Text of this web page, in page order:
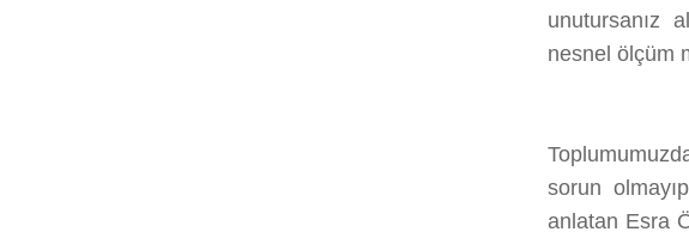
unutursanız
nesnel ölçüm
sorun
anlatan Esra